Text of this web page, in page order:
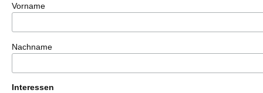
Vorname
Nachname
Interessen